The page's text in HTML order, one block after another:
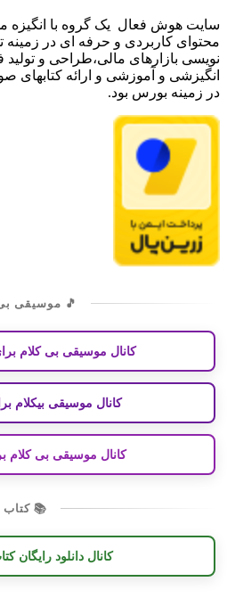
سایت هوش فعال یک گروه با انگیزه
محتوای کاربردی و حرفه ای در زمینه
نویسی بازارهای مالی،طراحی و تولید
انگیزشی و آموزشی و ارائه کتابهای
در زمینه بورس بود.
🎵 موسیقی
کانال موسیقی بی کلام
کانال موسیقی بیکلام
کانال موسیقی بی کلام
📚 کتاب
کانال دانلود رایگان